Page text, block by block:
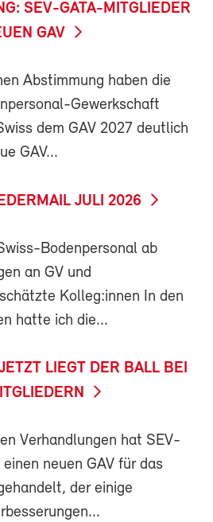
SEV-GATA-MITGLIEDER
GAV
Abstimmung haben die
Gewerkschaft
dem GAV 2027 deutlich
GAV...
JULI 2026
Bodenpersonal ab
an GV und
Kolleg:innen In den
hatte ich die...
LIEGT DER BALL BEI
Verhandlungen hat SEV-
neuen GAV für das
der einige